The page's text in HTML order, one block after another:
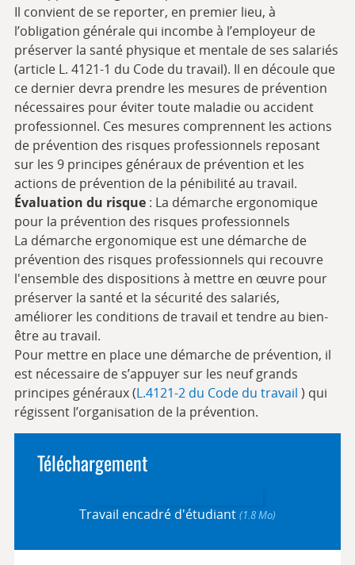
Il convient de se reporter, en premier lieu, à
l’obligation générale qui incombe à l’employeur de
préserver la santé physique et mentale de ses salariés
(article L. 4121-1 du Code du travail). Il en découle que
ce dernier devra prendre les mesures de prévention
nécessaires pour éviter toute maladie ou accident
professionnel. Ces mesures comprennent les actions
de prévention des risques professionnels reposant
sur les 9 principes généraux de prévention et les
actions de prévention de la pénibilité au travail.
Évaluation du risque : La démarche ergonomique
pour la prévention des risques professionnels
La démarche ergonomique est une démarche de
prévention des risques professionnels qui recouvre
l'ensemble des dispositions à mettre en œuvre pour
préserver la santé et la sécurité des salariés,
améliorer les conditions de travail et tendre au bien-
être au travail.
Pour mettre en place une démarche de prévention, il
est nécessaire de s’appuyer sur les neuf grands
principes généraux (L.4121-2 du Code du travail ) qui
régissent l’organisation de la prévention.
Téléchargement
Travail encadré d'étudiant (1.8 Mo)